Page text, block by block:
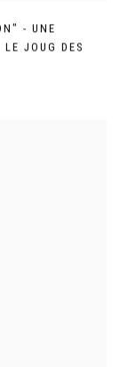
- UNE
JOUG DES